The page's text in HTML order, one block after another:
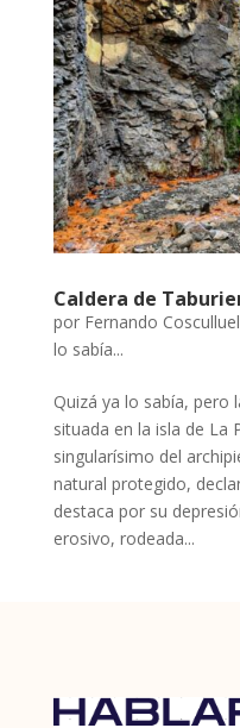
Caldera de
por Fernando
lo sabía...
Quizá ya lo sabía, pero
situada en la isla de La
singularísimo del
natural protegido,
destaca por su
erosivo, rodeada...